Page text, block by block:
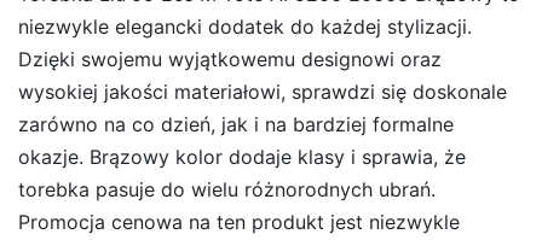
niezwykle elegancki dodatek do każdej stylizacji.
Dzięki swojemu wyjątkowemu designowi oraz
wysokiej jakości materiałowi, sprawdzi się doskonale
zarówno na co dzień, jak i na bardziej formalne
okazje. Brązowy kolor dodaje klasy i sprawia, że
torebka pasuje do wielu różnorodnych ubrań.
Promocja cenowa na ten produkt jest niezwykle